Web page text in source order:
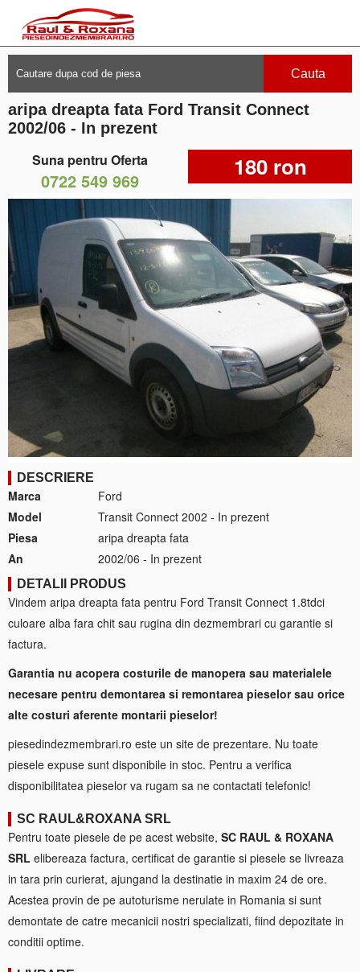
Cauta
aripa dreapta fata Ford Transit Connect
2002/06 - In prezent
Suna pentru Oferta
0722 549 969 180 ron
DESCRIERE
Marca
Ford
Model
Transit Connect 2002 - In prezent
Piesa
aripa dreapta fata
An
2002/06 - In prezent
DETALII PRODUS
Vindem aripa dreapta fata pentru Ford Transit Connect 1.8tdci
culoare alba fara chit sau rugina din dezmembrari cu garantie si
factura.
Garantia nu acopera costurile de manopera sau materialele
necesare pentru demontarea si remontarea pieselor sau orice
alte costuri aferente montarii pieselor!
piesedindezmembrari.ro este un site de prezentare. Nu toate
piesele expuse sunt disponibile in stoc. Pentru a verifica
disponibilitatea pieselor va rugam sa ne contactati telefonic!
SC RAUL&ROXANA SRL
Pentru toate piesele de pe acest website, SC RAUL & ROXANA
SRL elibereaza factura, certificat de garantie si piesele se livreaza
in tara prin curierat, ajungand la destinatie in maxim 24 de ore.
Acestea provin de pe autoturisme nerulate in Romania si sunt
demontate de catre mecanicii nostri specializati, fiind depozitate in
conditii optime.